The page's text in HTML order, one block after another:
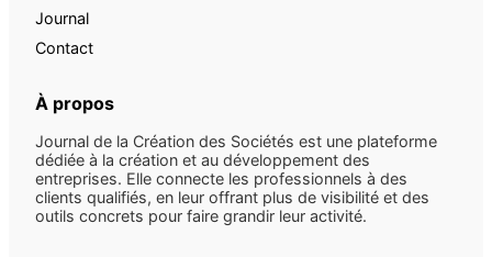
Journal
Contact
À propos
Journal de la Création des Sociétés est une plateforme
dédiée à la création et au développement des
entreprises. Elle connecte les professionnels à des
clients qualifiés, en leur offrant plus de visibilité et des
outils concrets pour faire grandir leur activité.